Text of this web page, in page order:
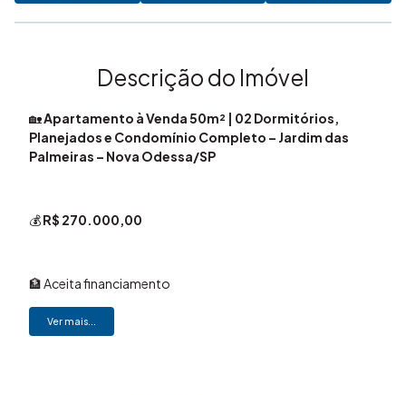
Descrição do Imóvel
🏡Apartamento à Venda 50m² | 02 Dormitórios,
Planejados e Condomínio Completo – Jardim das
Palmeiras – Nova Odessa/SP
💰R$ 270.000,00
🏦 Aceita financiamento
Ver mais...